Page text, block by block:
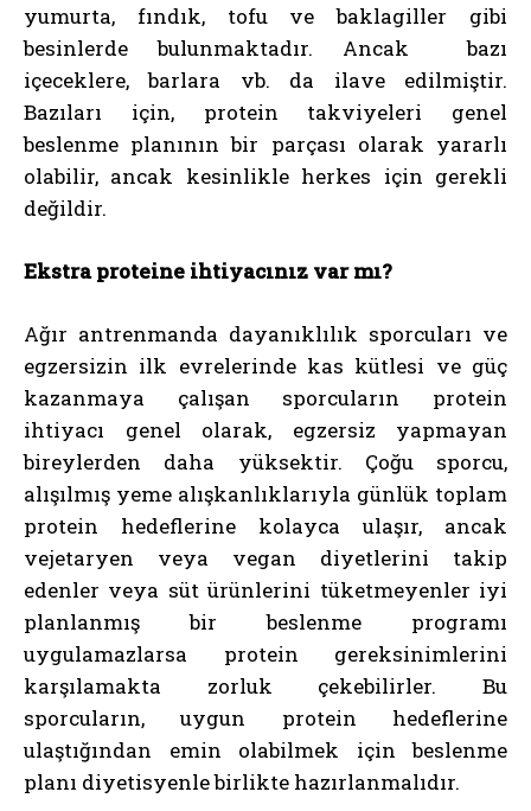
yumurta, fındık, tofu ve baklagiller gibi
besinlerde bulunmaktadır. Ancak bazı
içeceklere, barlara vb. da ilave edilmiştir.
Bazıları için, protein takviyeleri genel
beslenme planının bir parçası olarak yararlı
olabilir, ancak kesinlikle herkes için gerekli
değildir.
Ekstra proteine ihtiyacınız var mı?
Ağır antrenmanda dayanıklılık sporcuları ve
egzersizin ilk evrelerinde kas kütlesi ve güç
kazanmaya çalışan sporcuların protein
ihtiyacı genel olarak, egzersiz yapmayan
bireylerden daha yüksektir. Çoğu sporcu,
alışılmış yeme alışkanlıklarıyla günlük toplam
protein hedeflerine kolayca ulaşır, ancak
vejetaryen veya vegan diyetlerini takip
edenler veya süt ürünlerini tüketmeyenler iyi
planlanmış bir beslenme programı
uygulamazlarsa protein gereksinimlerini
karşılamakta zorluk çekebilirler. Bu
sporcuların, uygun protein hedeflerine
ulaştığından emin olabilmek için beslenme
planı diyetisyenle birlikte hazırlanmalıdır.